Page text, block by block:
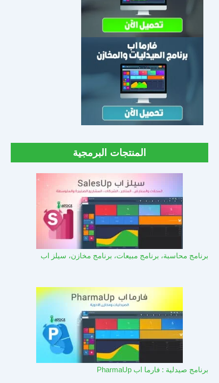
المنتجات البرمجية
برنامج محاسبة، برنامج مبيعات، برنامج مخازن، سيلز اب
برنامج صيدلية : فارما اب PharmaUp​